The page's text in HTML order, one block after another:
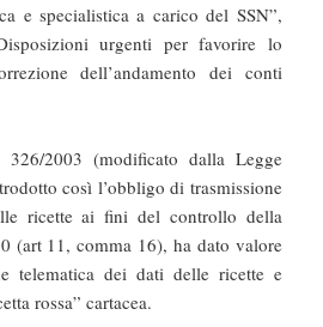
e specialistica a carico del SSN”,
urgenti per favorire lo
dell’andamento dei conti
2003 (modificato dalla Legge
così l’obbligo di trasmissione
ricette ai fini del controllo della
(art 11, comma 16), ha dato valore
telematica dei dati delle ricette e
rossa” cartacea.